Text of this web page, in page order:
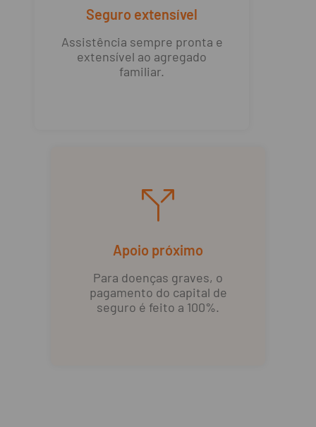
Seguro extensível
Assistência sempre pronta e
extensível ao agregado
familiar.
Apoio próximo
Para doenças graves, o
pagamento do capital de
seguro é feito a 100%.